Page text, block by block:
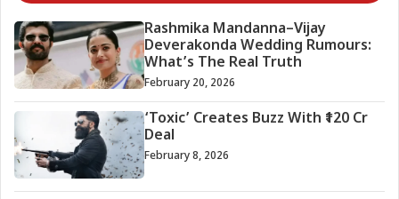
Rashmika Mandanna–Vijay
Deverakonda Wedding Rumours:
What’s The Real Truth
February 20, 2026
‘Toxic’ Creates Buzz With ₹120 Cr
Deal
February 8, 2026